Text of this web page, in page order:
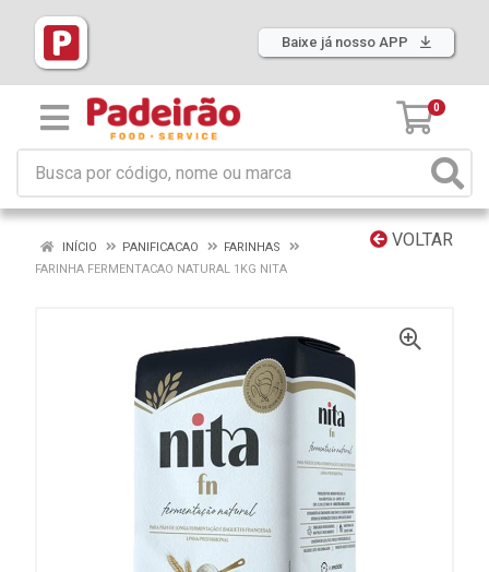
Baixe já nosso APP
0
VOLTAR
INÍCIO PANIFICACAO
FARINHAS
FARINHA FERMENTACAO NATURAL 1KG NITA